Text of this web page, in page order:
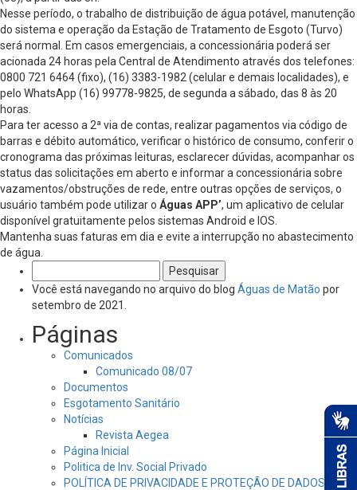
Nesse período, o trabalho de distribuição de água potável, manutenção
do sistema e operação da Estação de Tratamento de Esgoto (Turvo)
será normal. Em casos emergenciais, a concessionária poderá ser
acionada 24 horas pela Central de Atendimento através dos telefones:
0800 721 6464 (fixo), (16) 3383-1982 (celular e demais localidades), e
pelo WhatsApp (16) 99778-9825, de segunda a sábado, das 8 às 20
horas.
Para ter acesso a 2ª via de contas, realizar pagamentos via código de
barras e débito automático, verificar o histórico de consumo, conferir o
cronograma das próximas leituras, esclarecer dúvidas, acompanhar os
status das solicitações em aberto e informar a concessionária sobre
vazamentos/obstruções de rede, entre outras opções de serviços, o
usuário também pode utilizar o Águas APP’, um aplicativo de celular
disponível gratuitamente pelos sistemas Android e IOS.
Mantenha suas faturas em dia e evite a interrupção no abastecimento
de água.
por:
Você está navegando no arquivo do blog Águas de Matão por
setembro de 2021.
Páginas
Comunicados
Comunicado 08/07
Documentos
Esgotamento Sanitário
Notícias
Revista Aegea
Página Inicial
Politica de Inv. Social Privado
POLÍTICA DE PRIVACIDADE E PROTEÇÃO DE DADOS